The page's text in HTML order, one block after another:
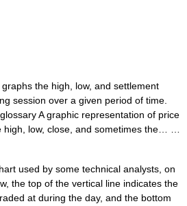
the high, low, and settlement
session over a given period of time.
A graphic representation of price
high, low, close, and sometimes the… …
used by some technical analysts, on
the top of the vertical line indicates the
at during the day, and the bottom